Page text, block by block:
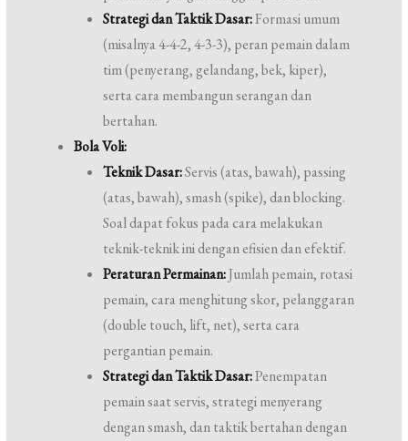
Strategi dan Taktik Dasar:Formasi umum
(misalnya 4-4-2, 4-3-3), peran pemain dalam
tim (penyerang, gelandang, bek, kiper),
serta cara membangun serangan dan
bertahan.
Bola Voli:
Teknik Dasar:Servis (atas, bawah), passing
(atas, bawah), smash (spike), dan blocking.
Soal dapat fokus pada cara melakukan
teknik-teknik ini dengan efisien dan efektif.
Peraturan Permainan:Jumlah pemain, rotasi
pemain, cara menghitung skor, pelanggaran
(double touch, lift, net), serta cara
pergantian pemain.
Strategi dan Taktik Dasar:Penempatan
pemain saat servis, strategi menyerang
dengan smash, dan taktik bertahan dengan